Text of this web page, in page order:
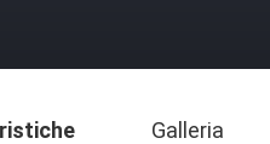
Galleria